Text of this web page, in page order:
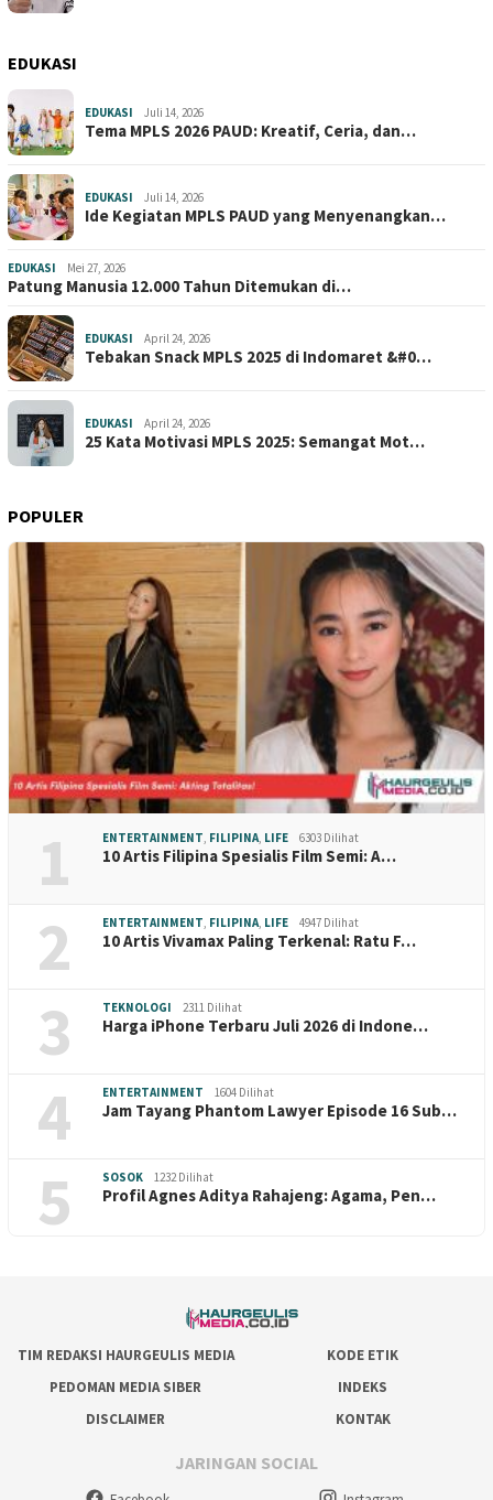
EDUKASI
EDUKASI Juli 14, 2026
Tema MPLS 2026 PAUD: Kreatif, Ceria, dan…
EDUKASI Juli 14, 2026
Ide Kegiatan MPLS PAUD yang Menyenangkan…
EDUKASI Mei 27, 2026
Patung Manusia 12.000 Tahun Ditemukan di…
EDUKASI April 24, 2026
Tebakan Snack MPLS 2025 di Indomaret &#0…
EDUKASI April 24, 2026
25 Kata Motivasi MPLS 2025: Semangat Mot…
POPULER
1 ENTERTAINMENT FILIPINA LIFE 6303 Dilihat
10 Artis Filipina Spesialis Film Semi: A…
2 ENTERTAINMENT FILIPINA LIFE 4947 Dilihat
10 Artis Vivamax Paling Terkenal: Ratu F…
3 TEKNOLOGI 2311 Dilihat
Harga iPhone Terbaru Juli 2026 di Indone…
4 ENTERTAINMENT 1604 Dilihat
Jam Tayang Phantom Lawyer Episode 16 Sub…
5 SOSOK 1232 Dilihat
Profil Agnes Aditya Rahajeng: Agama, Pen…
TIM REDAKSI HAURGEULIS MEDIA
KODE ETIK
PEDOMAN MEDIA SIBER
INDEKS
DISCLAIMER
KONTAK
JARINGAN SOCIAL